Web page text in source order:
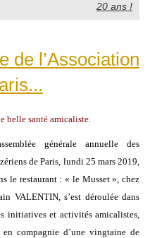
20 ans !
de l’Association
belle santé amicaliste.
générale annuelle des
de Paris, lundi 25 mars 2019,
le restaurant : « le Musset », chez
VALENTIN, s’est déroulée dans
initiatives et activités amicalistes,
compagnie d’une vingtaine de